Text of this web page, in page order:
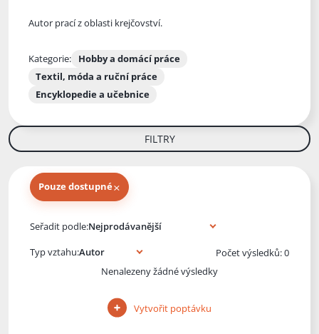
Autor prací z oblasti krejčovství.
Kategorie:
Hobby a domácí práce
Textil, móda a ruční práce
Encyklopedie a učebnice
FILTRY
Pouze dostupné×
Seřadit podle:
Typ vztahu:
Počet výsledků: 0
Nenalezeny žádné výsledky
Vytvořit poptávku